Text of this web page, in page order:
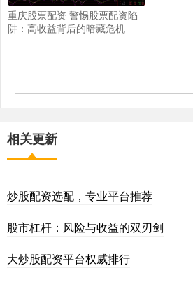
重庆股票配资 警惕股票配资陷
阱：高收益背后的暗藏危机
相关更新
炒股配资选配，专业平台推荐
股市杠杆：风险与收益的双刃剑
大炒股配资平台权威排行